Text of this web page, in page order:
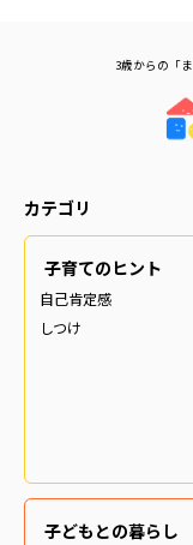
3歳からの「
カテゴリ
子育てのヒント
自己肯定感
しつけ
子どもとの暮らし